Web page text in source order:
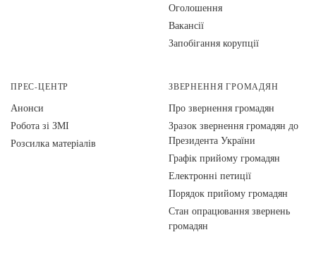
Оголошення
Вакансії
Запобігання корупції
ПРЕС-ЦЕНТР
Анонси
Робота зі ЗМІ
Розсилка матеріалів
ЗВЕРНЕННЯ ГРОМАДЯН
Про звернення громадян
Зразок звернення громадян до
Президента України
Графік прийому громадян
Електронні петиції
Порядок прийому громадян
Стан опрацювання звернень
громадян